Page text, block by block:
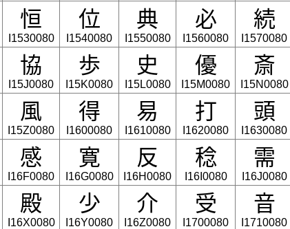
恒
I1530080
位
I1540080
典
I1550080
必
I1560080
続
I1570080
協
I15J0080
歩
I15K0080
史
I15L0080
優
I15M0080
斎
I15N0080
風
I15Z0080
得
I1600080
易
I1610080
打
I1620080
頭
I1630080
感
I16F0080
寛
I16G0080
反
I16H0080
稔
I16I0080
需
I16J0080
殿
I16X0080
少
I16Y0080
介
I16Z0080
受
I1700080
音
I1710080